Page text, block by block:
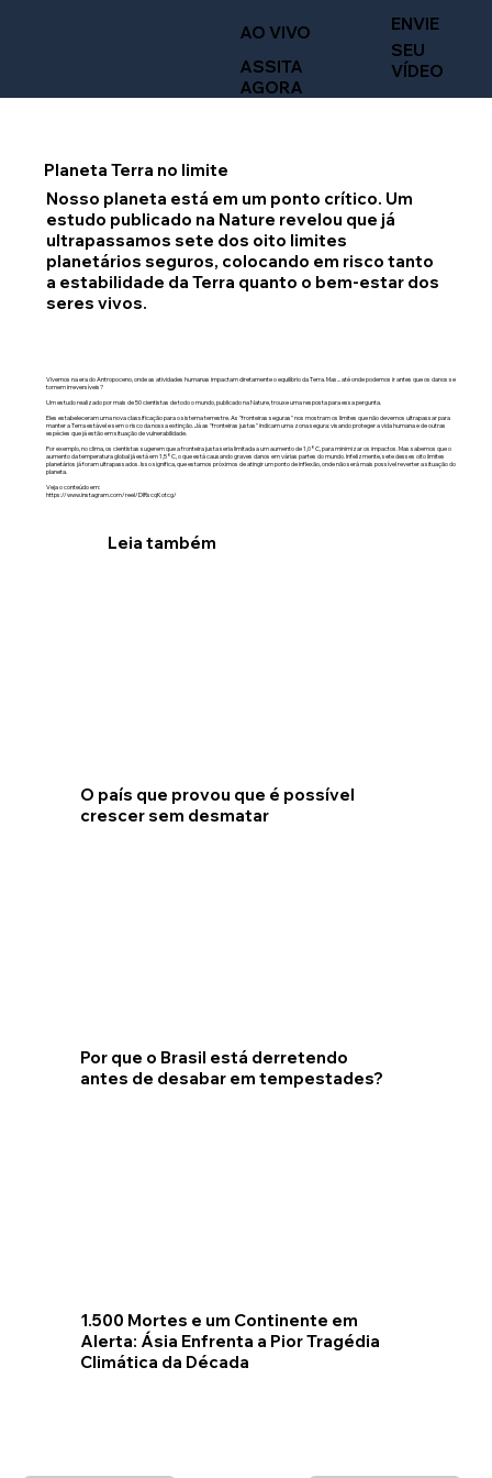
ASSITA
AGORA
AO VIVO
SEU
VÍDEO
ENVIE
Vivemos na era do Antropoceno, onde as atividades humanas impactam diretamente o equilíbrio da Terra. Mas... até onde podemos ir antes que os danos se
tornem irreversíveis?
Um estudo realizado por mais de 50 cientistas de todo o mundo, publicado na Nature, trouxe uma resposta para essa pergunta.
Eles estabeleceram uma nova classificação para o sistema terrestre. As "fronteiras seguras" nos mostram os limites que não devemos ultrapassar para
manter a Terra estável e sem o risco da nossa extinção. Já as "fronteiras justas" indicam uma zona segura: visando proteger a vida humana e de outras
espécies que já estão em situação de vulnerabilidade.
Por exemplo, no clima, os cientistas sugerem que a fronteira justa seria limitada a um aumento de 1,0°C, para minimizar os impactos. Mas sabemos que o
aumento da temperatura global já está em 1,5°C, o que está causando graves danos em várias partes do mundo. Infelizmente, sete desses oito limites
planetários já foram ultrapassados. Isso significa, que estamos próximos de atingir um ponto de inflexão, onde não será mais possível reverter a situação do
planeta.
Veja o conteúdo em:
https://www.instagram.com/reel/DIRscqKotcg/
Nosso planeta está em um ponto crítico. Um
estudo publicado na Nature revelou que já
ultrapassamos sete dos oito limites
planetários seguros, colocando em risco tanto
a estabilidade da Terra quanto o bem-estar dos
seres vivos.
Planeta Terra no limite
O país que provou que é possível
crescer sem desmatar
Por que o Brasil está derretendo
antes de desabar em tempestades?
1.500 Mortes e um Continente em
Alerta: Ásia Enfrenta a Pior Tragédia
Climática da Década
Leia também